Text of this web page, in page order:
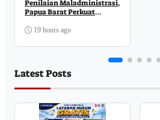
Penilaian Maladministrasi,
Papua Barat Perkuat
Publik
19 hours ago
Latest Posts